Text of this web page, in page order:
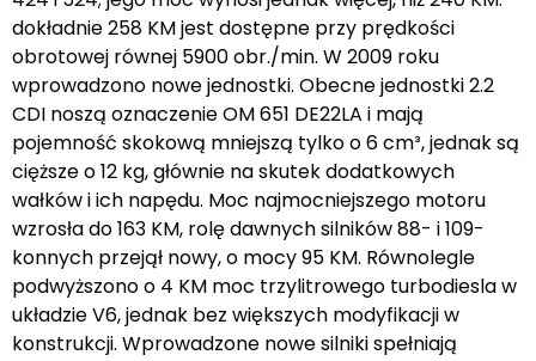
dokładnie 258 KM jest dostępne przy prędkości
obrotowej równej 5900 obr./min. W 2009 roku
wprowadzono nowe jednostki. Obecne jednostki 2.2
CDI noszą oznaczenie OM 651 DE22LA i mają
pojemność skokową mniejszą tylko o 6 cm³, jednak są
cięższe o 12 kg, głównie na skutek dodatkowych
wałków i ich napędu. Moc najmocniejszego motoru
wzrosła do 163 KM, rolę dawnych silników 88- i 109-
konnych przejął nowy, o mocy 95 KM. Równolegle
podwyższono o 4 KM moc trzylitrowego turbodiesla w
układzie V6, jednak bez większych modyfikacji w
konstrukcji. Wprowadzone nowe silniki spełniają